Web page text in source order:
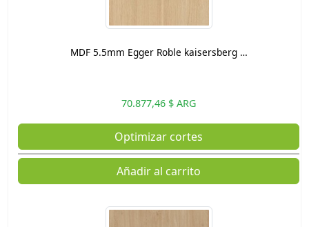
MDF 5.5mm Egger Roble kaisersberg …
70.877,46 $ ARG
Optimizar cortes
Añadir al carrito